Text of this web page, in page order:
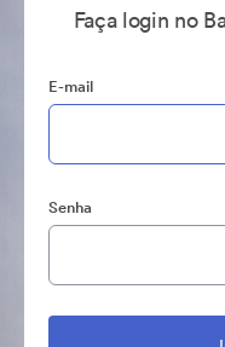
Faça login no
E-mail
Senha